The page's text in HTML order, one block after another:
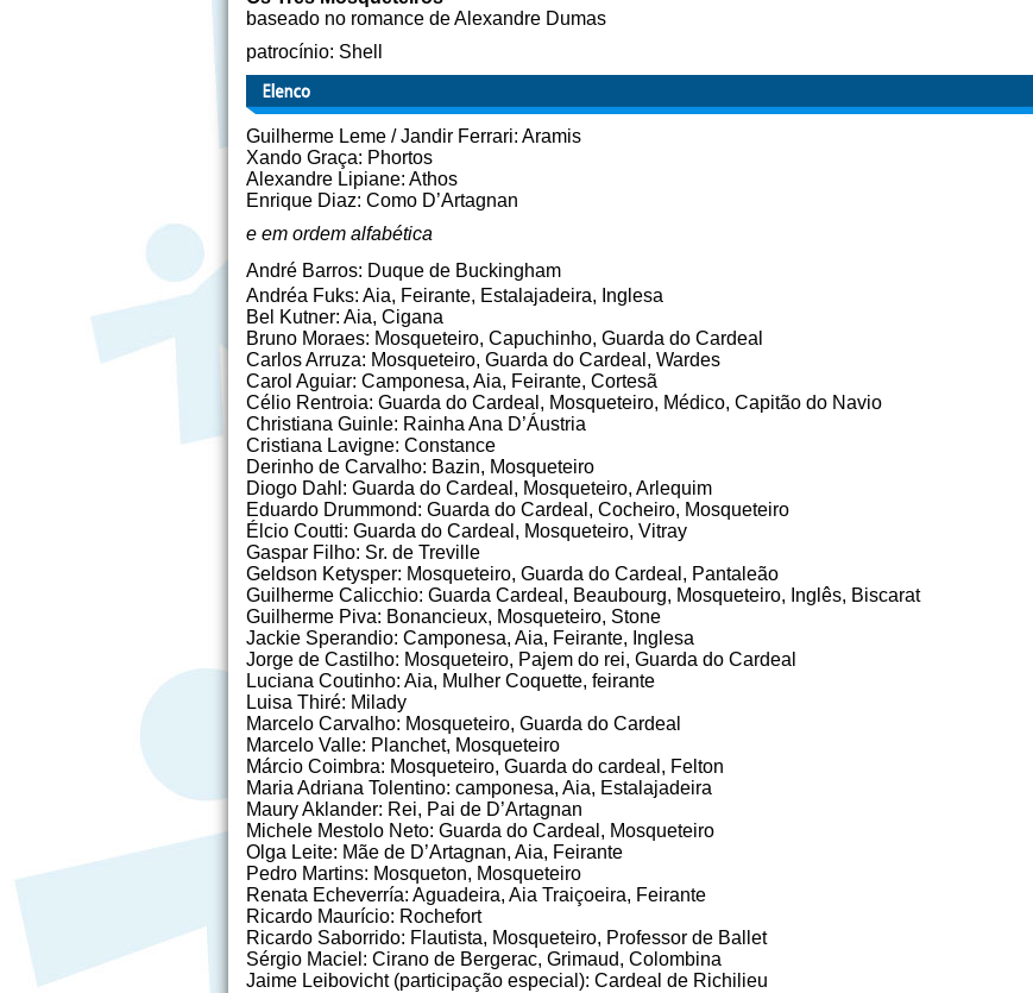
baseado no romance de Alexandre Dumas
patrocínio: Shell
Guilherme Leme / Jandir Ferrari: Aramis
Xando Graça: Phortos
Alexandre Lipiane: Athos
Enrique Diaz: Como D’Artagnan
e em ordem alfabética
André Barros: Duque de Buckingham
Andréa Fuks: Aia, Feirante, Estalajadeira, Inglesa
Bel Kutner: Aia, Cigana
Bruno Moraes: Mosqueteiro, Capuchinho, Guarda do Cardeal
Carlos Arruza: Mosqueteiro, Guarda do Cardeal, Wardes
Carol Aguiar: Camponesa, Aia, Feirante, Cortesã
Célio Rentroia: Guarda do Cardeal, Mosqueteiro, Médico, Capitão do Navio
Christiana Guinle: Rainha Ana D’Áustria
Cristiana Lavigne: Constance
Derinho de Carvalho: Bazin, Mosqueteiro
Diogo Dahl: Guarda do Cardeal, Mosqueteiro, Arlequim
Eduardo Drummond: Guarda do Cardeal, Cocheiro, Mosqueteiro
Élcio Coutti: Guarda do Cardeal, Mosqueteiro, Vitray
Gaspar Filho: Sr. de Treville
Geldson Ketysper: Mosqueteiro, Guarda do Cardeal, Pantaleão
Guilherme Calicchio: Guarda Cardeal, Beaubourg, Mosqueteiro, Inglês, Biscarat
Guilherme Piva: Bonancieux, Mosqueteiro, Stone
Jackie Sperandio: Camponesa, Aia, Feirante, Inglesa
Jorge de Castilho: Mosqueteiro, Pajem do rei, Guarda do Cardeal
Luciana Coutinho: Aia, Mulher Coquette, feirante
Luisa Thiré: Milady
Marcelo Carvalho: Mosqueteiro, Guarda do Cardeal
Marcelo Valle: Planchet, Mosqueteiro
Márcio Coimbra: Mosqueteiro, Guarda do cardeal, Felton
Maria Adriana Tolentino: camponesa, Aia, Estalajadeira
Maury Aklander: Rei, Pai de D’Artagnan
Michele Mestolo Neto: Guarda do Cardeal, Mosqueteiro
Olga Leite: Mãe de D’Artagnan, Aia, Feirante
Pedro Martins: Mosqueton, Mosqueteiro
Renata Echeverría: Aguadeira, Aia Traiçoeira, Feirante
Ricardo Maurício: Rochefort
Ricardo Saborrido: Flautista, Mosqueteiro, Professor de Ballet
Sérgio Maciel: Cirano de Bergerac, Grimaud, Colombina
Jaime Leibovicht (participação especial): Cardeal de Richilieu